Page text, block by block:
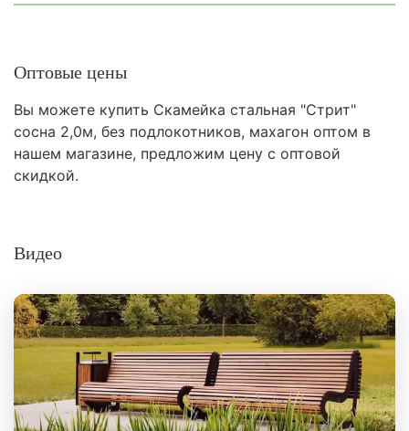
Оптовые цены
Вы можете купить Скамейка стальная "Стрит"
сосна 2,0м, без подлокотников, махагон оптом в
нашем магазине, предложим цену с оптовой
скидкой.
Видео